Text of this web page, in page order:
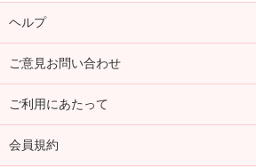
ヘルプ
ご意見お問い合わせ
ご利用にあたって
会員規約